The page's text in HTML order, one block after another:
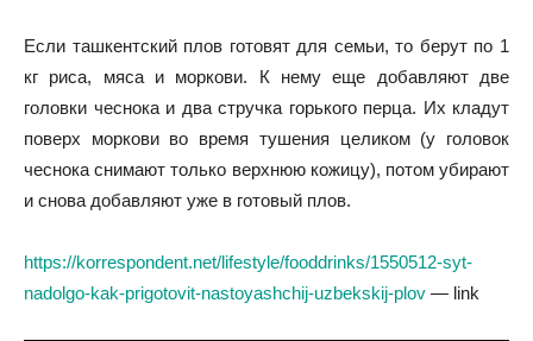
Если ташкентский плов готовят для семьи, то берут по 1
кг риса, мяса и моркови. К нему еще добавляют две
головки чеснока и два стручка горького перца. Их кладут
поверх моркови во время тушения целиком (у головок
чеснока снимают только верхнюю кожицу), потом убирают
и снова добавляют уже в готовый плов.
https://korrespondent.net/lifestyle/fooddrinks/1550512-syt-
nadolgo-kak-prigotovit-nastoyashchij-uzbekskij-plov — link